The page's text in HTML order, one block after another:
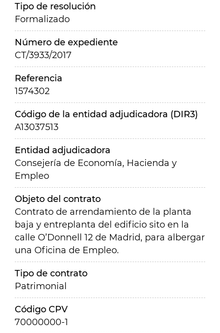
Tipo de resolución
Formalizado
Número de expediente
CT/3933/2017
Referencia
1574302
Código de la entidad adjudicadora (DIR3)
A13037513
Entidad adjudicadora
Consejería de Economía, Hacienda y
Empleo
Objeto del contrato
Contrato de arrendamiento de la planta
baja y entreplanta del edificio sito en la
calle O’Donnell 12 de Madrid, para albergar
una Oficina de Empleo.
Tipo de contrato
Patrimonial
Código CPV
70000000-1